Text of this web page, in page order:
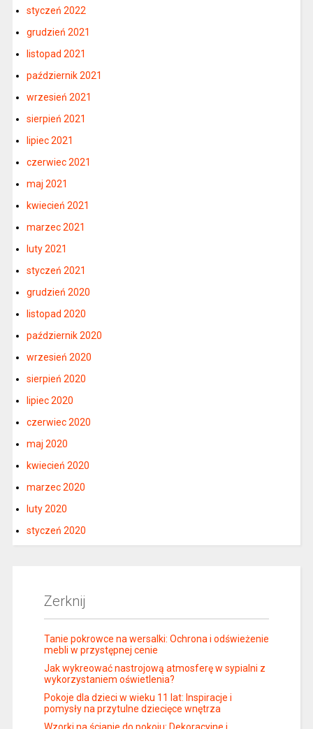
styczeń 2022
grudzień 2021
listopad 2021
październik 2021
wrzesień 2021
sierpień 2021
lipiec 2021
czerwiec 2021
maj 2021
kwiecień 2021
marzec 2021
luty 2021
styczeń 2021
grudzień 2020
listopad 2020
październik 2020
wrzesień 2020
sierpień 2020
lipiec 2020
czerwiec 2020
maj 2020
kwiecień 2020
marzec 2020
luty 2020
styczeń 2020
Zerknij
Tanie pokrowce na wersalki: Ochrona i odświeżenie
mebli w przystępnej cenie
Jak wykreować nastrojową atmosferę w sypialni z
wykorzystaniem oświetlenia?
Pokoje dla dzieci w wieku 11 lat: Inspiracje i
pomysły na przytulne dziecięce wnętrza
Wzorki na ścianie do pokoju: Dekoracyjne i